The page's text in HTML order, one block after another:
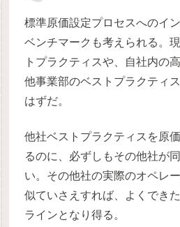
標準原価設定プロセスへのイ
ベンチマークも考えられる。
トプラクティスや、自社内の
他事業部のベストプラクティ
はずだ。
他社ベストプラクティスを原
るのに、必ずしもその他社が
い。その他社の実際のオペレ
似ていさえすれば、よくでき
ラインとなり得る。